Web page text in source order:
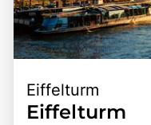
Eiffelturm
Eiffelturm